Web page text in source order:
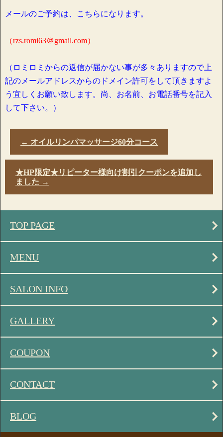
メールのご予約は、こちらになります。
（rzs.romi63＠gmail.com）
（ロミロミからの返信が届かない事が多々ありますので上
記のメールアドレスからのドメイン許可をして頂きますよ
う宜しくお願い致します。尚、お名前、お電話番号を記入
して下さい。）
← オイルリンパマッサージ60分コース
★HP限定★リピーター様向け割引クーポンを追加し
ました →
TOP PAGE
MENU
SALON INFO
GALLERY
COUPON
CONTACT
BLOG